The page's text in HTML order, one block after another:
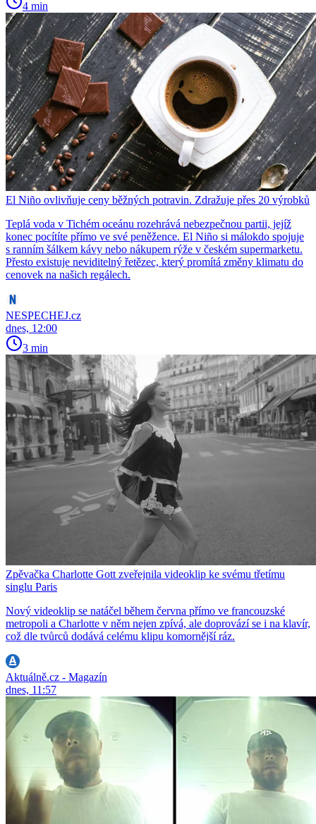
4 min
El Niño ovlivňuje ceny běžných potravin. Zdražuje přes 20 výrobků
Teplá voda v Tichém oceánu rozehrává nebezpečnou partii, jejíž
konec pocítíte přímo ve své peněžence. El Niño si málokdo spojuje
s ranním šálkem kávy nebo nákupem rýže v českém supermarketu.
Přesto existuje neviditelný řetězec, který promítá změny klimatu do
cenovek na našich regálech.
NESPECHEJ.cz
dnes, 12:00
3 min
Zpěvačka Charlotte Gott zveřejnila videoklip ke svému třetímu
singlu Paris
Nový videoklip se natáčel během června přímo ve francouzské
metropoli a Charlotte v něm nejen zpívá, ale doprovází se i na klavír,
což dle tvůrců dodává celému klipu komornější ráz.
Aktuálně.cz - Magazín
dnes, 11:57